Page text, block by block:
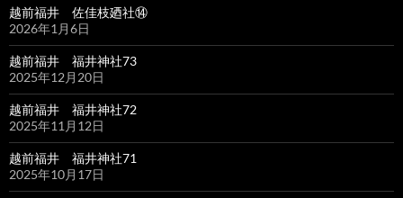
越前福井 佐佳枝廼社⑭
2026年1月6日
越前福井 福井神社73
2025年12月20日
越前福井 福井神社72
2025年11月12日
越前福井 福井神社71
2025年10月17日